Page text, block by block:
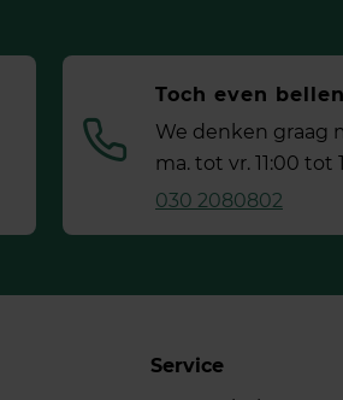
Toch even
We denken graag
ma. tot vr. 11:00 tot
030 2080802
Service